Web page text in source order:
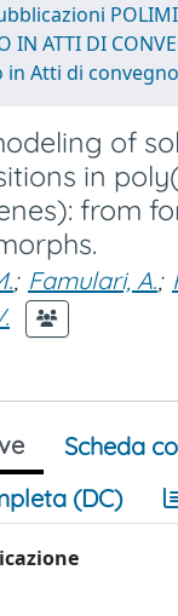
POLIMI
IN ATTI DI
in Atti di convegno
of
in
from
; Famulari, A.;
Scheda
(DC)